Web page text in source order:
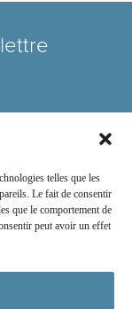
telles que les
Le fait de consentir
que le comportement de
peut avoir un effet